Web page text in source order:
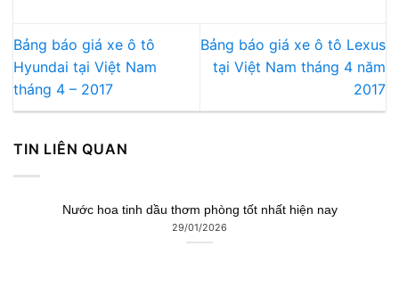
Bảng báo giá xe ô tô
Hyundai tại Việt Nam
tháng 4 – 2017
Bảng báo giá xe ô tô Lexus
tại Việt Nam tháng 4 năm
2017
TIN LIÊN QUAN
Nước hoa tinh dầu thơm phòng tốt nhất hiện nay
29/01/2026